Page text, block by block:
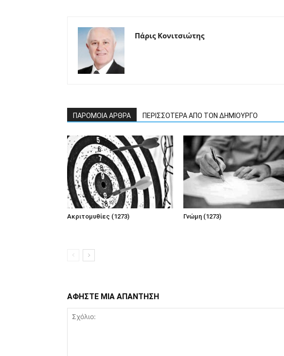
Πάρις Κονιτσιώτης
ΠΑΡΟΜΟΙΑ ΑΡΘΡΑ ΠΕΡΙΣΣΟΤΕΡΑ ΑΠΟ ΤΟΝ ΔΗΜΙΟΥΡΓΟ
Ακριτομυθίες (1273) Γνώμη (1273)
ΑΦΗΣΤΕ ΜΙΑ ΑΠΑΝΤΗΣΗ